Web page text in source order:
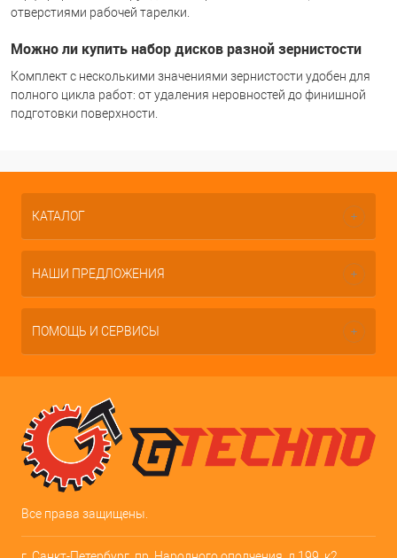
отверстиями рабочей тарелки.
Можно ли купить набор дисков разной зернистости
Комплект с несколькими значениями зернистости удобен для
полного цикла работ: от удаления неровностей до финишной
подготовки поверхности.
КАТАЛОГ
НАШИ ПРЕДЛОЖЕНИЯ
ПОМОЩЬ И СЕРВИСЫ
Все права защищены.